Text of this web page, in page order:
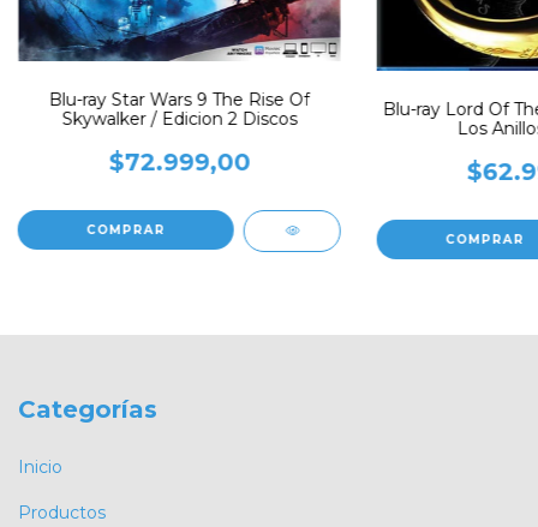
Blu-ray Star Wars 9 The Rise Of
Skywalker / Edicion 2 Discos
$72.999,00
Blu-ray Lord Of
Los
Categorías
Inicio
Productos